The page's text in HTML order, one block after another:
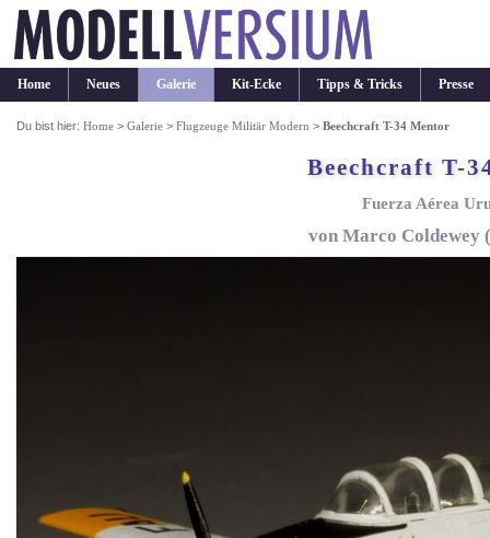
Home Neues Galerie Kit-Ecke Tipps & Tricks Presse
Du bist hier:Home >Galerie >Flugzeuge Militär Modern >Beechcraft T-34 Mentor
Beechcraft T-
Fuerza Aérea
von Marco Coldewey